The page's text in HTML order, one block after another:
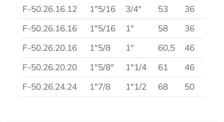
F-50.26.16.12
1″5/16 3/4″ 53
36
F-50.26.16.16
1″5/16 1″ 58
36
F-50.26.20.16
1″5/8 1″ 60,5
46
F-50.26.20.20
1″5/8″ 1″1/4 61
46
F-50.26.24.24
1″7/8 1″1/2 68 50